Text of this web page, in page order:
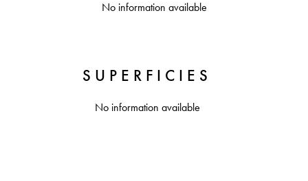
No information available
SUPERFICIES
No information available